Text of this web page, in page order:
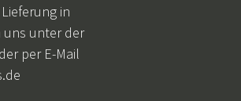
in
uns unter der
per E-Mail